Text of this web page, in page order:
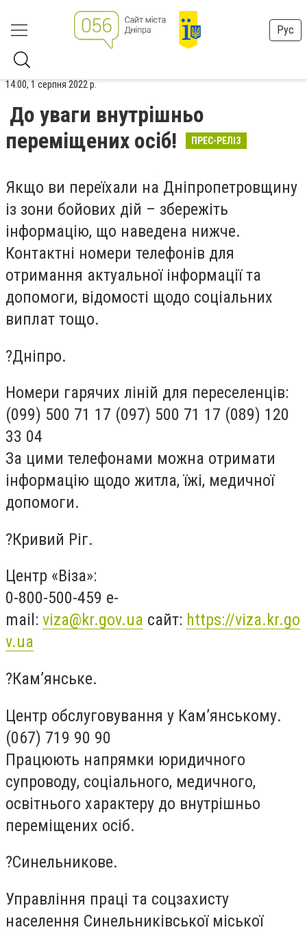
Рус
14:00, 1 серпня 2022 р.
До уваги внутрішньо
переміщених осіб!
ПРЕС-РЕЛІЗ
Якщо ви переїхали на Дніпропетровщину
із зони бойових дій – збережіть
інформацію, що наведена нижче.
Контактні номери телефонів для
отримання актуальної інформації та
допомоги, відомості щодо соціальних
виплат тощо.
?Дніпро.
Номери гарячих ліній для переселенців:
(099) 500 71 17 (097) 500 71 17 (089) 120
33 04
За цими телефонами можна отримати
інформацію щодо житла, їжі, медичної
допомоги.
?Кривий Ріг.
Центр «Віза»:
0-800-500-459 e-
mail: viza@kr.gov.ua сайт: https://viza.kr.go
v.ua
?Кам’янське.
Центр обслуговування у Кам’янському.
(067) 719 90 90
Працюють напрямки юридичного
супроводу, соціального, медичного,
освітнього характеру до внутрішньо
переміщених осіб.
?Синельникове.
Управління праці та соцзахисту
населення Синельниківської міської